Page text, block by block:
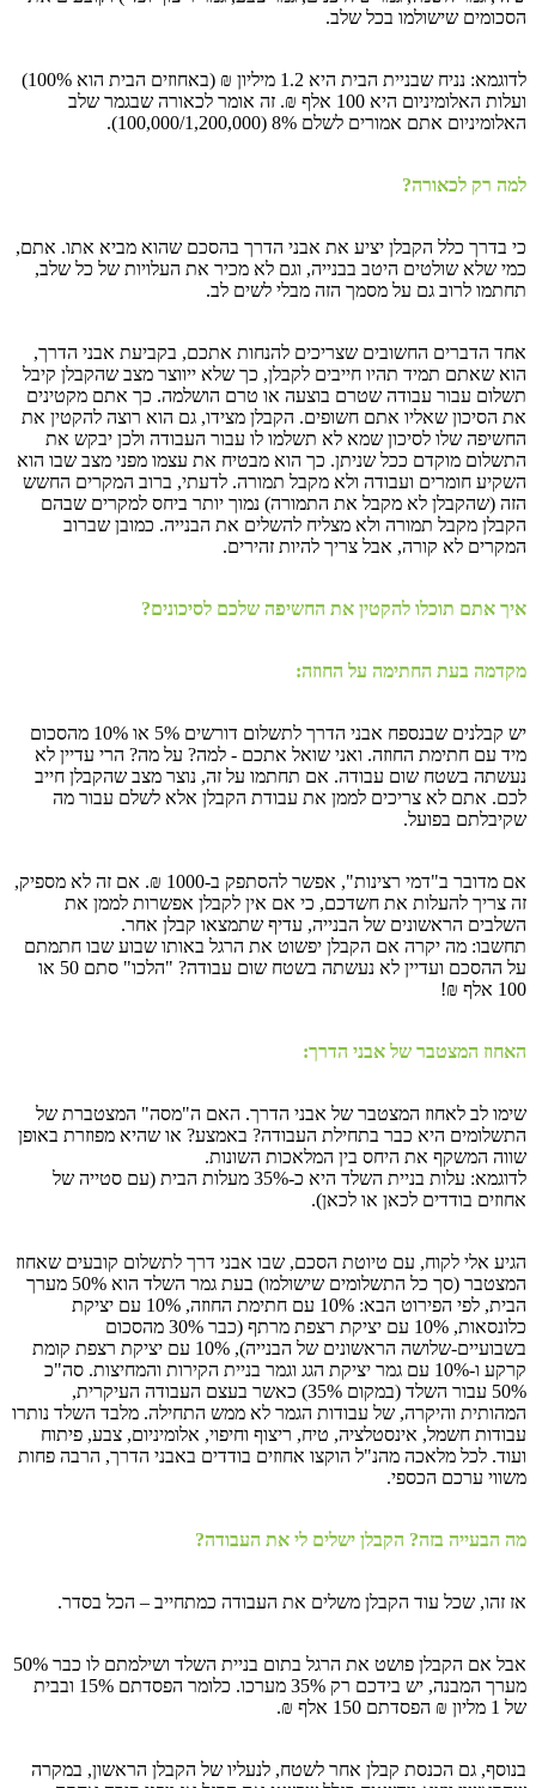
הסכומים שישולמו בכל שלב.
לדוגמא: נניח שבניית הבית היא 1.2 מיליון ₪ (באחוזים הבית הוא 100%)
ועלות האלומיניום היא 100 אלף ₪. זה אומר לכאורה שבגמר שלב
האלומיניום אתם אמורים לשלם 8% (100,000/1,200,000).
למה רק לכאורה?
כי בדרך כלל הקבלן יציע את אבני הדרך בהסכם שהוא מביא אתו. אתם,
כמי שלא שולטים היטב בבנייה, וגם לא מכיר את העלויות של כל שלב,
תחתמו לרוב גם על מסמך הזה מבלי לשים לב.
אחד הדברים החשובים שצריכים להנחות אתכם, בקביעת אבני הדרך,
הוא שאתם תמיד תהיו חייבים לקבלן, כך שלא ייווצר מצב שהקבלן קיבל
תשלום עבור עבודה שטרם בוצעה או טרם הושלמה. כך אתם מקטינים
את הסיכון שאליו אתם חשופים. הקבלן מצידו, גם הוא רוצה להקטין את
החשיפה שלו לסיכון שמא לא תשלמו לו עבור העבודה ולכן יבקש את
התשלום מוקדם ככל שניתן. כך הוא מבטיח את עצמו מפני מצב שבו הוא
השקיע חומרים ועבודה ולא מקבל תמורה. לדעתי, ברוב המקרים החשש
הזה (שהקבלן לא מקבל את התמורה) נמוך יותר ביחס למקרים שבהם
הקבלן מקבל תמורה ולא מצליח להשלים את הבנייה. כמובן שברוב
המקרים לא קורה, אבל צריך להיות זהירים.
איך אתם תוכלו להקטין את החשיפה שלכם לסיכונים?
מקדמה בעת החתימה על החוזה:
יש קבלנים שבנספח אבני הדרך לתשלום דורשים 5% או 10% מהסכום
מיד עם חתימת החוזה. ואני שואל אתכם - למה? על מה? הרי עדיין לא
נעשתה בשטח שום עבודה. אם תחתמו על זה, נוצר מצב שהקבלן חייב
לכם. אתם לא צריכים לממן את עבודת הקבלן אלא לשלם עבור מה
שקיבלתם בפועל.
אם מדובר ב"דמי רצינות", אפשר להסתפק ב-1000 ₪. אם זה לא מספיק,
זה צריך להעלות את חשדכם, כי אם אין לקבלן אפשרות לממן את
השלבים הראשונים של הבנייה, עדיף שתמצאו קבלן אחר.
תחשבו: מה יקרה אם הקבלן יפשוט את הרגל באותו שבוע שבו חתמתם
על ההסכם ועדיין לא נעשתה בשטח שום עבודה? "הלכו" סתם 50 או
100 אלף ₪!
האחוז המצטבר של אבני הדרך:
שימו לב לאחוז המצטבר של אבני הדרך. האם ה"מסה" המצטברת של
התשלומים היא כבר בתחילת העבודה? באמצע? או שהיא מפוזרת באופן
שווה המשקף את היחס בין המלאכות השונות.
לדוגמא: עלות בניית השלד היא כ-35% מעלות הבית (עם סטייה של
אחוזים בודדים לכאן או לכאן).
הגיע אלי לקוח, עם טיוטת הסכם, שבו אבני דרך לתשלום קובעים שאחוז
המצטבר (סך כל התשלומים שישולמו) בעת גמר השלד הוא 50% מערך
הבית, לפי הפירוט הבא: 10% עם חתימת החוזה, 10% עם יציקת
כלונסאות, 10% עם יציקת רצפת מרתף (כבר 30% מהסכום
בשבועיים-שלושה הראשונים של הבנייה), 10% עם יציקת רצפת קומת
קרקע ו-10% עם גמר יציקת הגג וגמר בניית הקירות והמחיצות. סה"כ
50% עבור השלד (במקום 35%) כאשר בעצם העבודה העיקרית,
המהותית והיקרה, של עבודות הגמר לא ממש התחילה. מלבד השלד נותרו
עבודות חשמל, אינסטלציה, טיח, ריצוף וחיפוי, אלומיניום, צבע, פיתוח
ועוד. לכל מלאכה מהנ"ל הוקצו אחוזים בודדים באבני הדרך, הרבה פחות
משווי ערכם הכספי.
מה הבעייה בזה? הקבלן ישלים לי את העבודה?
אז זהו, שכל עוד הקבלן משלים את העבודה כמתחייב – הכל בסדר.
אבל אם הקבלן פושט את הרגל בתום בניית השלד ושילמתם לו כבר 50%
מערך המבנה, יש בידכם רק 35% מערכו. כלומר הפסדתם 15% ובבית
של 1 מליון ₪ הפסדתם 150 אלף ₪.
בנוסף, גם הכנסת קבלן אחר לשטח, לנעליו של הקבלן הראשון, במקרה